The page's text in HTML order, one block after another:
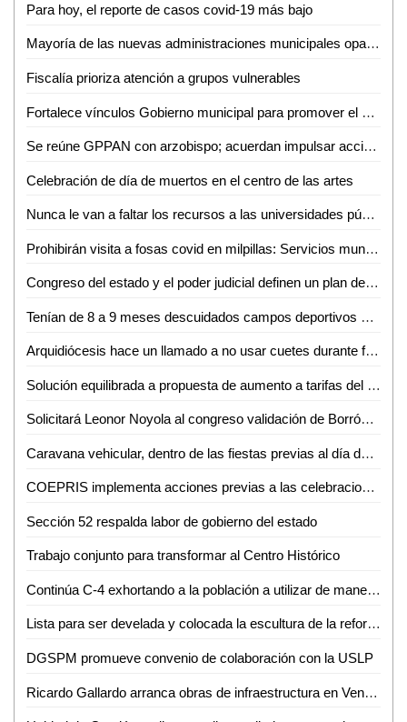
Para hoy, el reporte de casos covid-19 más bajo
Mayoría de las nuevas administraciones municipales opacas
Fiscalía prioriza atención a grupos vulnerables
Fortalece vínculos Gobierno municipal para promover el empleo en SLP
Se reúne GPPAN con arzobispo; acuerdan impulsar acciones por las familias potosinas
Celebración de día de muertos en el centro de las artes
Nunca le van a faltar los recursos a las universidades públicas: AMLO
Prohibirán visita a fosas covid en milpillas: Servicios municipales
Congreso del estado y el poder judicial definen un plan de trabajo para la organización de la consulta a los pueblos y comunidades indígenas
Tenían de 8 a 9 meses descuidados campos deportivos de la ciudad: Robins
Arquidiócesis hace un llamado a no usar cuetes durante festividades de San Judas Tadeo
Solución equilibrada a propuesta de aumento a tarifas del agua potable: Rodolfo del Ángel
Solicitará Leonor Noyola al congreso validación de Borrón y cuenta nueva
Caravana vehicular, dentro de las fiestas previas al día de San Judas Tadeo
COEPRIS implementa acciones previas a las celebraciones del Xantolo
Sección 52 respalda labor de gobierno del estado
Trabajo conjunto para transformar al Centro Histórico
Continúa C-4 exhortando a la población a utilizar de manera responsable la línea 9-1-1 de emergencias
Lista para ser develada y colocada la escultura de la reforma protestante
DGSPM promueve convenio de colaboración con la USLP
Ricardo Gallardo arranca obras de infraestructura en Venado